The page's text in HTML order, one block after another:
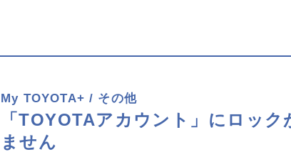
My TOYOTA+ / その他
「TOYOTAアカウント」にロッ
ません